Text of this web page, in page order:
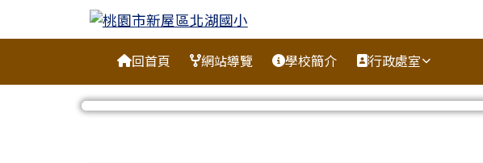
桃園市新屋區北湖國小
回首頁 網站導覽 學校簡介 行政處室